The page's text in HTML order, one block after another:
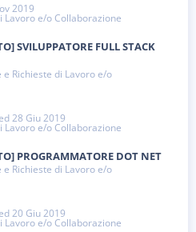
Lavoro e/o Collaborazione
2019
SVILUPPATORE FULL STACK
e Richieste di Lavoro e/o
Lavoro e/o Collaborazione
28 Giu 2019
PROGRAMMATORE DOT NET
e Richieste di Lavoro e/o
Lavoro e/o Collaborazione
20 Giu 2019